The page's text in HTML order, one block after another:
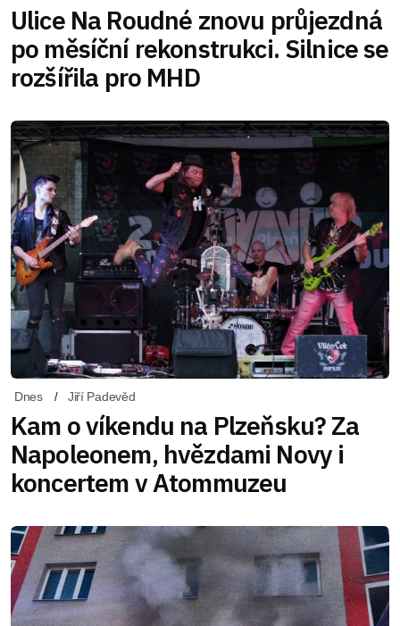
Ulice Na Roudné znovu průjezdná
po měsíční rekonstrukci. Silnice se
rozšířila pro MHD
Dnes Jiří Padevěd
Kam o víkendu na Plzeňsku? Za
Napoleonem, hvězdami Novy i
koncertem v Atommuzeu